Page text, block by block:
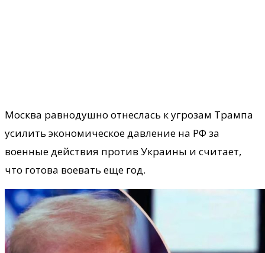
Москва равнодушно отнеслась к угрозам Трампа
усилить экономическое давление на РФ за
военные действия против Украины и считает,
что готова воевать еще год.